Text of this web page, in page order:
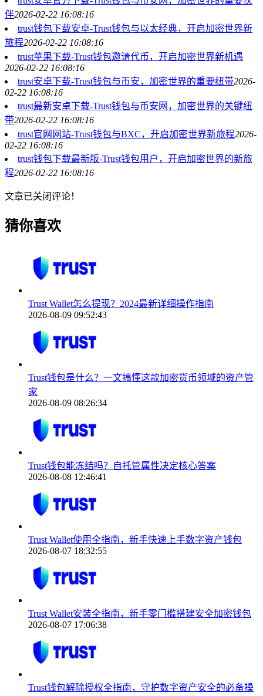
伴2026-02-22 16:08:16
trust钱包下载安卓-Trust钱包与以太经典，开启加密世界新
旅程2026-02-22 16:08:16
trust苹果下载-Trust钱包邀请代币，开启加密世界新机遇
2026-02-22 16:08:16
trust安卓下载-Trust钱包与币安，加密世界的重要纽带2026-
02-22 16:08:16
trust最新安卓下载-Trust钱包与币安网，加密世界的关键纽
带2026-02-22 16:08:16
trust官网网站-Trust钱包与BXC，开启加密世界新旅程2026-
02-22 16:08:16
trust钱包下载最新版-Trust钱包用户，开启加密世界的新旅
程2026-02-22 16:08:16
文章已关闭评论！
猜你喜欢
Trust Wallet怎么提现？2024最新详细操作指南
2026-08-09 09:52:43
Trust钱包是什么？一文搞懂这款加密货币领域的资产管
家
2026-08-09 08:26:34
Trust钱包能冻结吗？自托管属性决定核心答案
2026-08-08 12:46:41
Trust Wallet使用全指南，新手快速上手数字资产钱包
2026-08-07 18:32:55
Trust Wallet安装全指南，新手零门槛搭建安全加密钱包
2026-08-07 17:06:38
Trust钱包解除授权全指南，守护数字资产安全的必备操